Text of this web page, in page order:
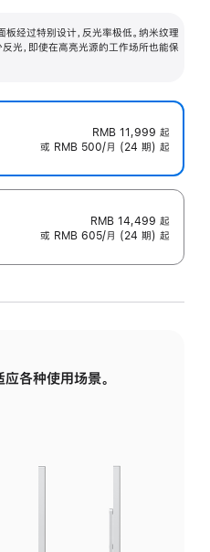
板经过特别设计，反光率极低。纳米纹理
光，即使在高亮光源的工作场所也能保
RMB 11,999 起
或 RMB 500/月 (24 期) 起
RMB 14,499 起
或 RMB 605/月 (24 期) 起
各种使用场景。